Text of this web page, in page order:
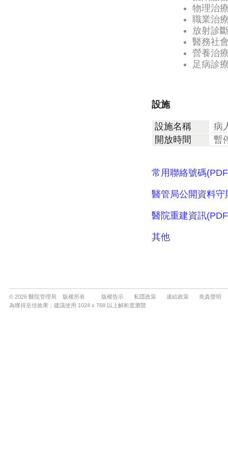
© 2026 醫院管理局 版權所有 版權告示 私隱政策 連結政策
免責聲明
為獲得至佳效果，建議使用 1024 x 768 以上解析度瀏覽